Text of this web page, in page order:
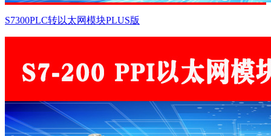
S7300PLC转以太网模块PLUS版